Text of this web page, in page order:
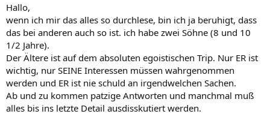
Hallo,
wenn ich mir das alles so durchlese, bin ich ja beruhigt, dass
das bei anderen auch so ist. ich habe zwei Söhne (8 und 10
1/2 Jahre).
Der Ältere ist auf dem absoluten egoistischen Trip. Nur ER ist
wichtig, nur SEINE Interessen müssen wahrgenommen
werden und ER ist nie schuld an irgendwelchen Sachen.
Ab und zu kommen patzige Antworten und manchmal muß
alles bis ins letzte Detail ausdisskutiert werden.